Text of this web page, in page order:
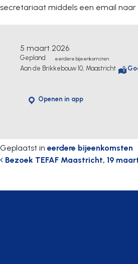
secretariaat middels een email naar
5 maart 2026
Gepland eerdere bijeenkomsten
Aan de Brikkebouw 10, Maastricht
Openen in app
Geplaatst in eerdere bijeenkomsten
Bericht navigatie
Bezoek TEFAF Maastricht, 19